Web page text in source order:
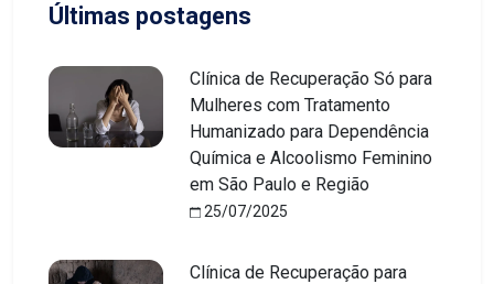
Últimas postagens
Clínica de Recuperação Só para
Mulheres com Tratamento
Humanizado para Dependência
Química e Alcoolismo Feminino
em São Paulo e Região
25/07/2025
Clínica de Recuperação para